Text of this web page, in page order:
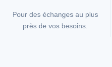
Pour des échanges au plus
près de vos besoins.